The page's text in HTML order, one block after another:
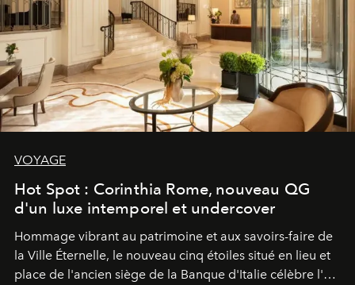
VOYAGE
Hot Spot : Corinthia Rome, nouveau QG
d'un luxe intemporel et undercover
Hommage vibrant au patrimoine et aux savoirs-faire de
la Ville Éternelle, le nouveau cinq étoiles situé en lieu et
place de l'ancien siège de la Banque d'Italie célèbre l'art